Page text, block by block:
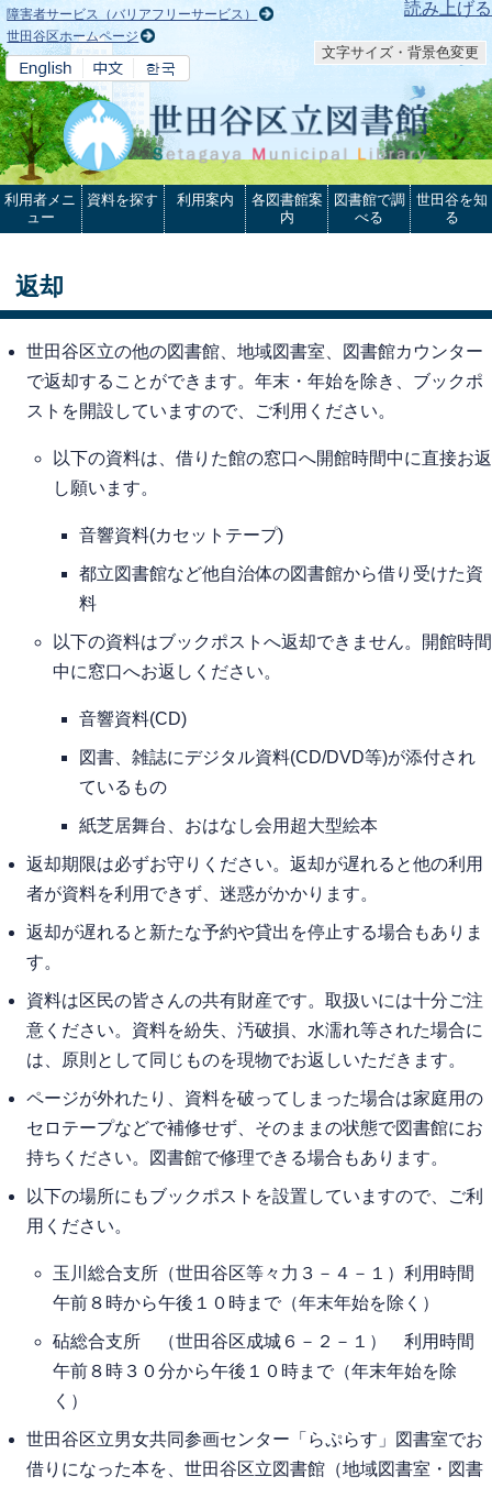
本文へ 読み上げる
障害者サービス（バリアフリーサービス）
世田谷区ホームページ
文字サイズ・背景色変更
利用者メニ
ュー
資料を探す 利用案内
各図書館案
内
図書館で調
べる
世田谷を知
る
返却
世田谷区立の他の図書館、地域図書室、図書館カウンター
で返却することができます。年末・年始を除き、ブックポ
ストを開設していますので、ご利用ください。
以下の資料は、借りた館の窓口へ開館時間中に直接お返
し願います。
音響資料(カセットテープ)
都立図書館など他自治体の図書館から借り受けた資
料
以下の資料はブックポストへ返却できません。開館時間
中に窓口へお返しください。
音響資料(CD)
図書、雑誌にデジタル資料(CD/DVD等)が添付され
ているもの
紙芝居舞台、おはなし会用超大型絵本
返却期限は必ずお守りください。返却が遅れると他の利用
者が資料を利用できず、迷惑がかかります。
返却が遅れると新たな予約や貸出を停止する場合もありま
す。
資料は区民の皆さんの共有財産です。取扱いには十分ご注
意ください。資料を紛失、汚破損、水濡れ等された場合に
は、原則として同じものを現物でお返しいただきます。
ページが外れたり、資料を破ってしまった場合は家庭用の
セロテープなどで補修せず、そのままの状態で図書館にお
持ちください。図書館で修理できる場合もあります。
以下の場所にもブックポストを設置していますので、ご利
用ください。
玉川総合支所（世田谷区等々力３－４－１）利用時間
午前８時から午後１０時まで（年末年始を除く）
砧総合支所 （世田谷区成城６－２－１） 利用時間
午前８時３０分から午後１０時まで（年末年始を除
く）
世田谷区立男女共同参画センター「らぷらす」図書室でお
借りになった本を、世田谷区立図書館（地域図書室・図書